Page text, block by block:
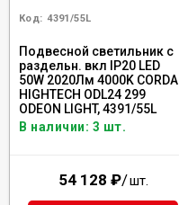
Код: 4391/55L
Подвесной светильник с
раздельн. вкл IP20 LED
50W 2020Лм 4000K CORDA
HIGHTECH ODL24 299
ODEON LIGHT, 4391/55L
В наличии: 3 шт.
54 128 ₽/шт.